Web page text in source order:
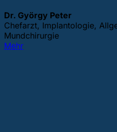
Dr. György Peter
Chefarzt, Implantologie,
Mundchirurgie
Mehr